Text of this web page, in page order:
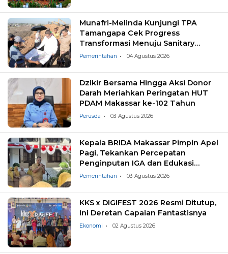
Munafri-Melinda Kunjungi TPA
Tamangapa Cek Progress
Transformasi Menuju Sanitary
Landfill
Pemerintahan 04 Agustus 2026
Dzikir Bersama Hingga Aksi Donor
Darah Meriahkan Peringatan HUT
PDAM Makassar ke-102 Tahun
Perusda 03 Agustus 2026
Kepala BRIDA Makassar Pimpin Apel
Pagi, Tekankan Percepatan
Penginputan IGA dan Edukasi
Pemilahan Sampah
Pemerintahan 03 Agustus 2026
KKS x DIGIFEST 2026 Resmi Ditutup,
Ini Deretan Capaian Fantastisnya
Ekonomi 02 Agustus 2026